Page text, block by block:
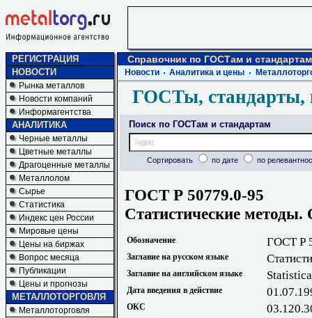
РЕГИСТРАЦИЯ
НОВОСТИ
Рынка металлов
Новости компаний
Информагентства
АНАЛИТИКА
Черные металлы
Цветные металлы
Драгоценные металлы
Металлолом
Сырье
Статистика
Индекс цен России
Мировые цены
Цены на биржах
Вопрос месяца
Публикации
Цены и прогнозы
МЕТАЛЛОТОРГОВЛЯ
Металлоторговля
Справочник по ГОСТам и стандартам
Новости Аналитика и цены
ГОСТы, стандарты,
Поиск по ГОСТам и стандартам
Сортировать по дате по
ГОСТ Р 50779.0-95
Статистические
Обозначение ГОСТ Р
Заглавие на русском языке
Заглавие на английском языке
Дата введения в действие
ОКС